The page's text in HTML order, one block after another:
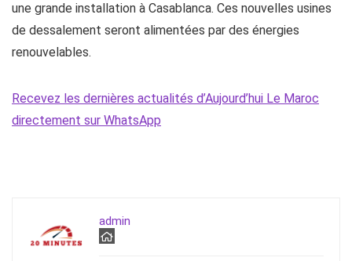
une grande installation à Casablanca. Ces nouvelles usines
de dessalement seront alimentées par des énergies
renouvelables.
Recevez les dernières actualités d’Aujourd’hui Le Maroc
directement sur WhatsApp
admin